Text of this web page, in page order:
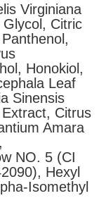
Virginiana
Citric
Honokiol,
Leaf
Sinensis
Citrus
Amara
NO. 5 (CI
Hexyl
Isomethyl